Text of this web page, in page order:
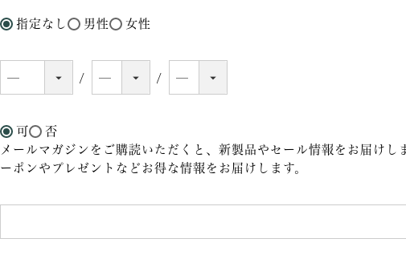
指定なし 男性 女性
可
否
メールマガジンをご購読いただくと、新製品やセール情報をお届けし
ーポンやプレゼントなどお得な情報をお届けします。